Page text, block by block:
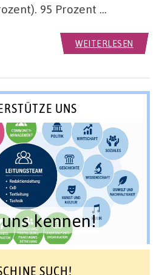
95 Prozent …
WEITERLESEN
UNS
kennen!
SUCH!